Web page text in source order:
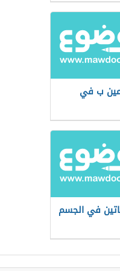
ب في
في الجسم